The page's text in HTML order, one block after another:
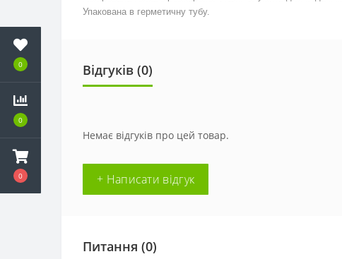
0
0
0
Упакована в герметичну тубу.
Відгуків (0)
Немає відгуків про цей товар.
+ Написати відгук
Питання (0)